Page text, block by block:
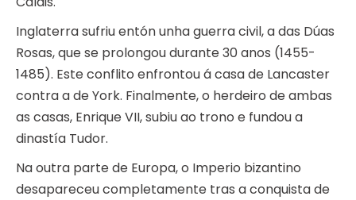
Inglaterra sufriu entón unha guerra civil, a das Dúas
Rosas, que se prolongou durante 30 anos (1455-
1485). Este conflito enfrontou á casa de Lancaster
contra a de York. Finalmente, o herdeiro de ambas
as casas, Enrique VII, subiu ao trono e fundou a
dinastía Tudor.
Na outra parte de Europa, o Imperio bizantino
desapareceu completamente tras a conquista de